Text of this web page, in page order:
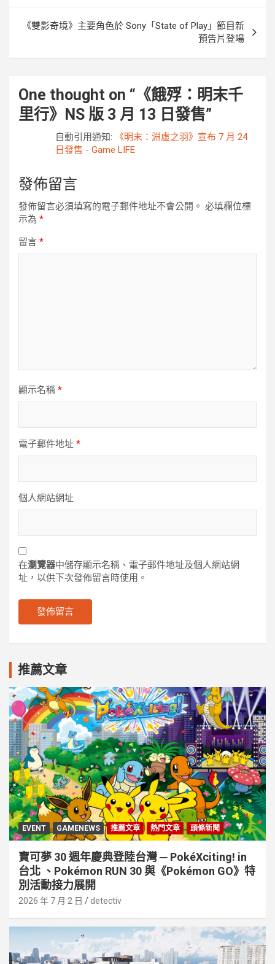
《雙影奇境》主要角色於 Sony「State of Play」節目新
預告片登場
One thought on “ 《餓殍：明末千
里行》NS 版 3 月 13 日發售”
自動引用通知:
《明末：淵虛之羽》宣布 7 月 24
日發售 - Game LIFE
發佈留言
發佈留言必須填寫的電子郵件地址不會公開。 必填欄位標
示為 *
留言 *
顯示名稱 *
電子郵件地址 *
個人網站網址
在瀏覽器中儲存顯示名稱、電子郵件地址及個人網站網
址，以供下次發佈留言時使用。
推薦文章
EVENT GAMENEWS 推薦文章 熱門文章 頭條新聞
寶可夢 30 週年慶典登陸台灣 ─ PokéXciting! in
台北 、Pokémon RUN 30 與《Pokémon GO》特
別活動接⼒展開
2026 年 7 月 2 日 detectiv